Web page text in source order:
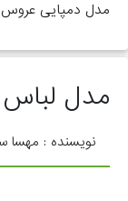
مدل دمپایی عروس
مدل
نویسنده : مهسا